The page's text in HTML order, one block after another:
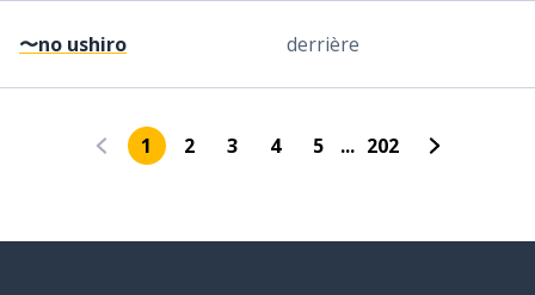
〜no ushiro derrière
1 2 3 4 5 ... 202